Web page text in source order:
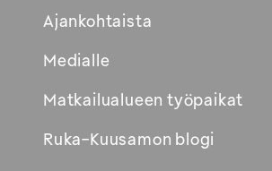
Ajankohtaista
Medialle
Matkailualueen työpaikat
Ruka-Kuusamon blogi